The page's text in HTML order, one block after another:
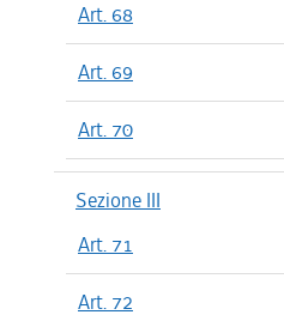
Art. 68
Art. 69
Art. 70
Sezione III
Art. 71
Art. 72